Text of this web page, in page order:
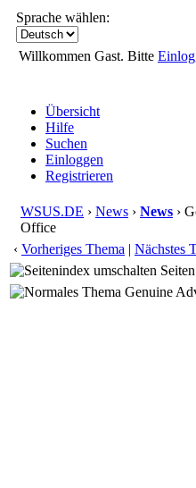
Sprache wählen:
Willkommen Gast. Bitte
Übersicht
Hilfe
Suchen
Einloggen
Registrieren
WSUS.DE › News › News ›
Office
‹ Vorheriges Thema | Nächstes
Genuine